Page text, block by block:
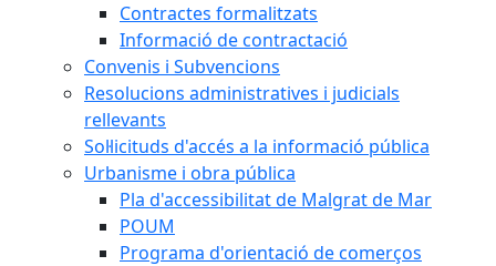
Contractes formalitzats
Informació de contractació
Convenis i Subvencions
Resolucions administratives i judicials
rellevants
Sol·licituds d'accés a la informació pública
Urbanisme i obra pública
Pla d'accessibilitat de Malgrat de Mar
POUM
Programa d'orientació de comerços